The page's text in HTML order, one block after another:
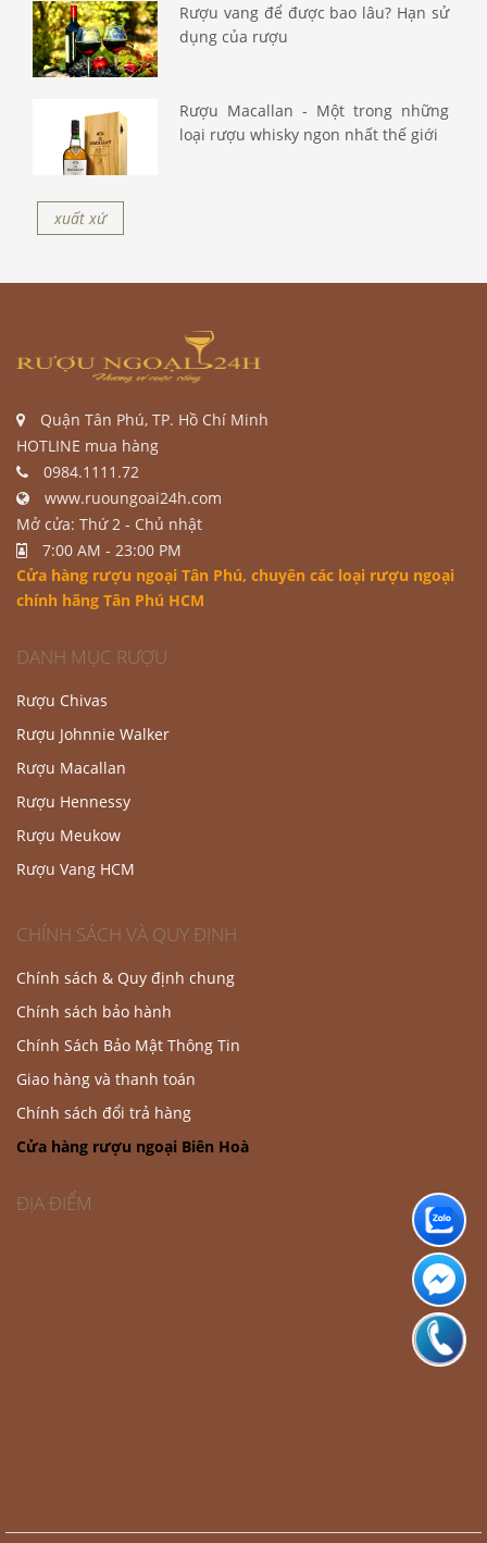
Rượu vang để được bao lâu? Hạn sử
dụng của rượu
Rượu Macallan - Một trong những
loại rượu whisky ngon nhất thế giới
xuất xứ
Quận Tân Phú, TP. Hồ Chí Minh
HOTLINE mua hàng
0984.1111.72
www.ruoungoai24h.com
Mở cửa: Thứ 2 - Chủ nhật
7:00 AM - 23:00 PM
Cửa hàng rượu ngoại Tân Phú, chuyên các loại rượu ngoại
chính hãng Tân Phú HCM
DANH MỤC RƯỢU
Rượu Chivas
Rượu Johnnie Walker
Rượu Macallan
Rượu Hennessy
Rượu Meukow
Rượu Vang HCM
CHÍNH SÁCH VÀ QUY ĐỊNH
Chính sách & Quy định chung
Chính sách bảo hành
Chính Sách Bảo Mật Thông Tin
Giao hàng và thanh toán
Chính sách đổi trả hàng
Cửa hàng rượu ngoại Biên Hoà
ĐỊA ĐIỂM